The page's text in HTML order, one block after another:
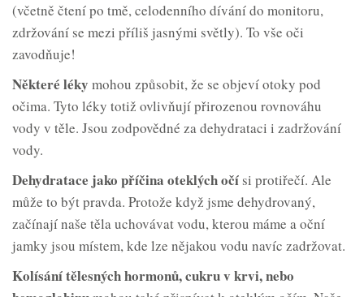
(včetně čtení po tmě, celodenního dívání do monitoru,
zdržování se mezi příliš jasnými světly). To vše oči
zavodňuje!
Některé léky mohou způsobit, že se objeví otoky pod
očima. Tyto léky totiž ovlivňují přirozenou rovnováhu
vody v těle. Jsou zodpovědné za dehydrataci i zadržování
vody.
Dehydratace jako příčina oteklých očí si protiřečí. Ale
může to být pravda. Protože když jsme dehydrovaný,
začínají naše těla uchovávat vodu, kterou máme a oční
jamky jsou místem, kde lze nějakou vodu navíc zadržovat.
Kolísání tělesných hormonů, cukru v krvi, nebo